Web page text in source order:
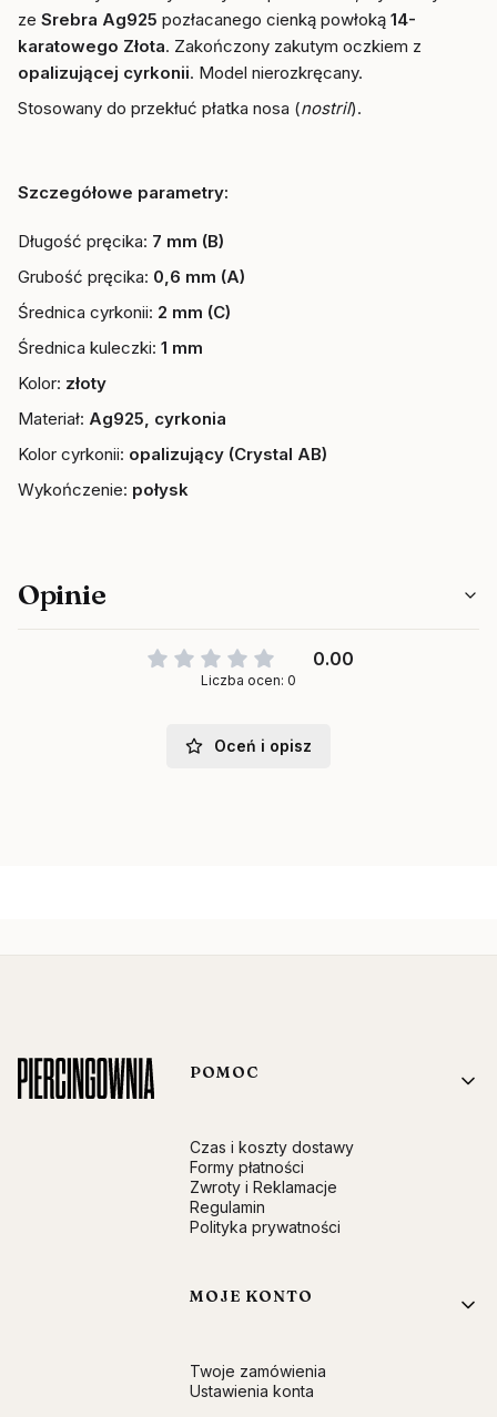
ze Srebra Ag925 pozłacanego cienką powłoką 14-
karatowego Złota. Zakończony zakutym oczkiem z
opalizującej cyrkonii. Model nierozkręcany.
Stosowany do przekłuć płatka nosa (nostril).
Szczegółowe parametry:
Długość pręcika: 7 mm (B)
Grubość pręcika: 0,6 mm (A)
Średnica cyrkonii: 2 mm (C)
Średnica kuleczki: 1 mm
Kolor: złoty
Materiał: Ag925, cyrkonia
Kolor cyrkonii: opalizujący (Crystal AB)
Wykończenie: połysk
Opinie
0.00
Liczba ocen: 0
Oceń i opisz
Linki w stopce
POMOC
Czas i koszty dostawy
Formy płatności
Zwroty i Reklamacje
Regulamin
Polityka prywatności
MOJE KONTO
Twoje zamówienia
Ustawienia konta